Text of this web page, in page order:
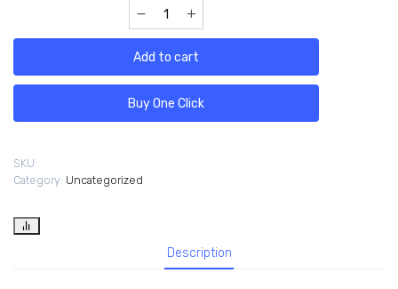
Add to cart
Buy One Click
SKU:
Category: Uncategorized
Description